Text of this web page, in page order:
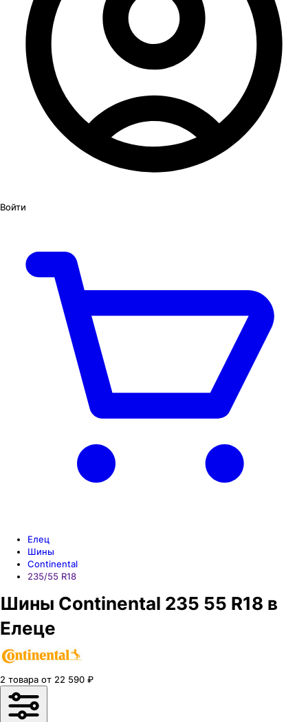
Войти
Елец
Шины
Continental
235/55 R18
Шины Continental 235 55 R18 в
Елеце
2 товара от 22 590 ₽